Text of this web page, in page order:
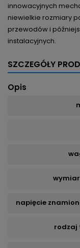
innowacyjnych
niewielkie rozmiary
przewodów i
instalacyjnych.
SZCZEGÓŁY
Opis
napięcie
rodzaj